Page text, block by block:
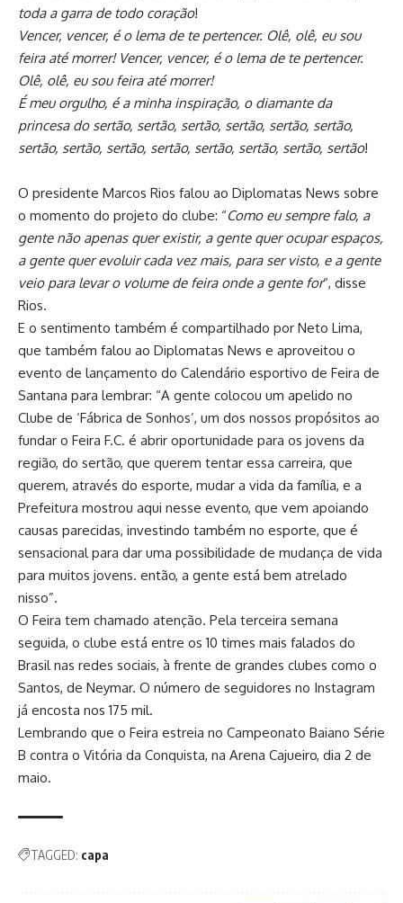
toda a garra de todo coração!
Vencer, vencer, é o lema de te pertencer. Olê, olê, eu sou
feira até morrer! Vencer, vencer, é o lema de te pertencer.
Olê, olê, eu sou feira até morrer!
É meu orgulho, é a minha inspiração, o diamante da
princesa do sertão, sertão, sertão, sertão, sertão, sertão,
sertão, sertão, sertão, sertão, sertão, sertão, sertão, sertão!
O presidente Marcos Rios falou ao Diplomatas News sobre
o momento do projeto do clube: “Como eu sempre falo, a
gente não apenas quer existir, a gente quer ocupar espaços,
a gente quer evoluir cada vez mais, para ser visto, e a gente
veio para levar o volume de feira onde a gente for“, disse
Rios.
E o sentimento também é compartilhado por Neto Lima,
que também falou ao Diplomatas News e aproveitou o
evento de lançamento do Calendário esportivo de Feira de
Santana para lembrar: “A gente colocou um apelido no
Clube de ‘Fábrica de Sonhos’, um dos nossos propósitos ao
fundar o Feira F.C. é abrir oportunidade para os jovens da
região, do sertão, que querem tentar essa carreira, que
querem, através do esporte, mudar a vida da família, e a
Prefeitura mostrou aqui nesse evento, que vem apoiando
causas parecidas, investindo também no esporte, que é
sensacional para dar uma possibilidade de mudança de vida
para muitos jovens. então, a gente está bem atrelado
nisso”.
O Feira tem chamado atenção. Pela terceira semana
seguida, o clube está entre os 10 times mais falados do
Brasil nas redes sociais, à frente de grandes clubes como o
Santos, de Neymar. O número de seguidores no Instagram
já encosta nos 175 mil.
Lembrando que o Feira estreia no Campeonato Baiano Série
B contra o Vitória da Conquista, na Arena Cajueiro, dia 2 de
maio.
TAGGED: capa